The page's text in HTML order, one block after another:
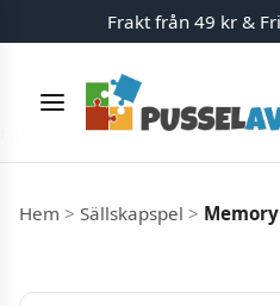
Hoppa till innehåll
Frakt från 49 kr &
Meny
Hem > Sällskapspel >